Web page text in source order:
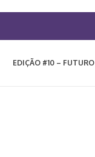
EDIÇÃO #10 – FUTURO